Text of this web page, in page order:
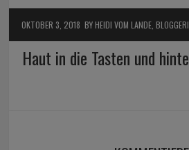
OKTOBER 3, 2018 BY HEIDI VOM LANDE,
Haut in die Tasten und